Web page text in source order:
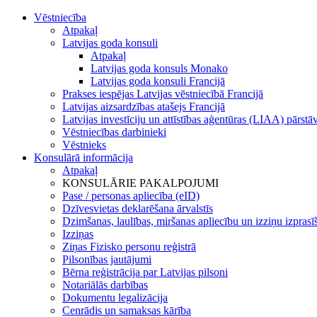
Vēstniecība
Atpakaļ
Latvijas goda konsuli
Atpakaļ
Latvijas goda konsuls Monako
Latvijas goda konsuli Francijā
Prakses iespējas Latvijas vēstniecībā Francijā
Latvijas aizsardzības atašejs Francijā
Latvijas investīciju un attīstības aģentūras (LIAA)
Vēstniecības darbinieki
Vēstnieks
Konsulārā informācija
Atpakaļ
KONSULĀRIE PAKALPOJUMI
Pase / personas apliecība (eID)
Dzīvesvietas deklarēšana ārvalstīs
Dzimšanas, laulības, miršanas apliecību un izziņu
Izziņas
Ziņas Fizisko personu reģistrā
Pilsonības jautājumi
Bērna reģistrācija par Latvijas pilsoni
Notariālās darbības
Dokumentu legalizācija
Cenrādis un samaksas kārība